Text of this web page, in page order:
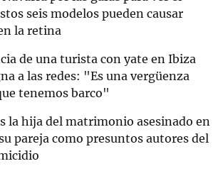
seis modelos pueden causar
la retina
de una turista con yate en Ibiza
a las redes: "Es una vergüenza
tenemos barco"
la hija del matrimonio asesinado en
pareja como presuntos autores del